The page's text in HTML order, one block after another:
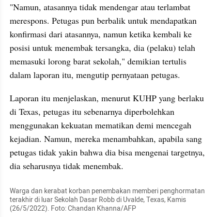
"Namun, atasannya tidak mendengar atau terlambat
merespons. Petugas pun berbalik untuk mendapatkan
konfirmasi dari atasannya, namun ketika kembali ke
posisi untuk menembak tersangka, dia (pelaku) telah
memasuki lorong barat sekolah," demikian tertulis
dalam laporan itu, mengutip pernyataan petugas.
Laporan itu menjelaskan, menurut KUHP yang berlaku
di Texas, petugas itu sebenarnya diperbolehkan
menggunakan kekuatan mematikan demi mencegah
kejadian. Namun, mereka menambahkan, apabila sang
petugas tidak yakin bahwa dia bisa mengenai targetnya,
dia seharusnya tidak menembak.
Warga dan kerabat korban penembakan memberi penghormatan
terakhir di luar Sekolah Dasar Robb di Uvalde, Texas, Kamis
(26/5/2022). Foto: Chandan Khanna/AFP